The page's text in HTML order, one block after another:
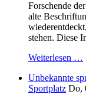
Forschende
alte
stehen. Diese
Weiterlesen …
Unbekannte
Sportplatz Do,